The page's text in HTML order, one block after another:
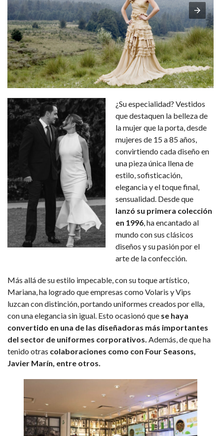
¿Su especialidad? Vestidos
que destaquen la belleza de
la mujer que la porta, desde
mujeres de 15 a 85 años,
convirtiendo cada diseño en
una pieza única llena de
estilo, sofisticación,
elegancia y el toque final,
sensualidad. Desde que
lanzó su primera colección
en 1996, ha encantado al
mundo con sus clásicos
diseños y su pasión por el
arte de la confección.
Más allá de su estilo impecable, con su toque artístico,
Mariana, ha logrado que empresas como Volaris y Vips
luzcan con distinción, portando uniformes creados por ella,
con una elegancia sin igual. Esto ocasionó que se haya
convertido en una de las diseñadoras más importantes
del sector de uniformes corporativos. Además, de que ha
tenido otras colaboraciones como con Four Seasons,
Javier Marín, entre otros.